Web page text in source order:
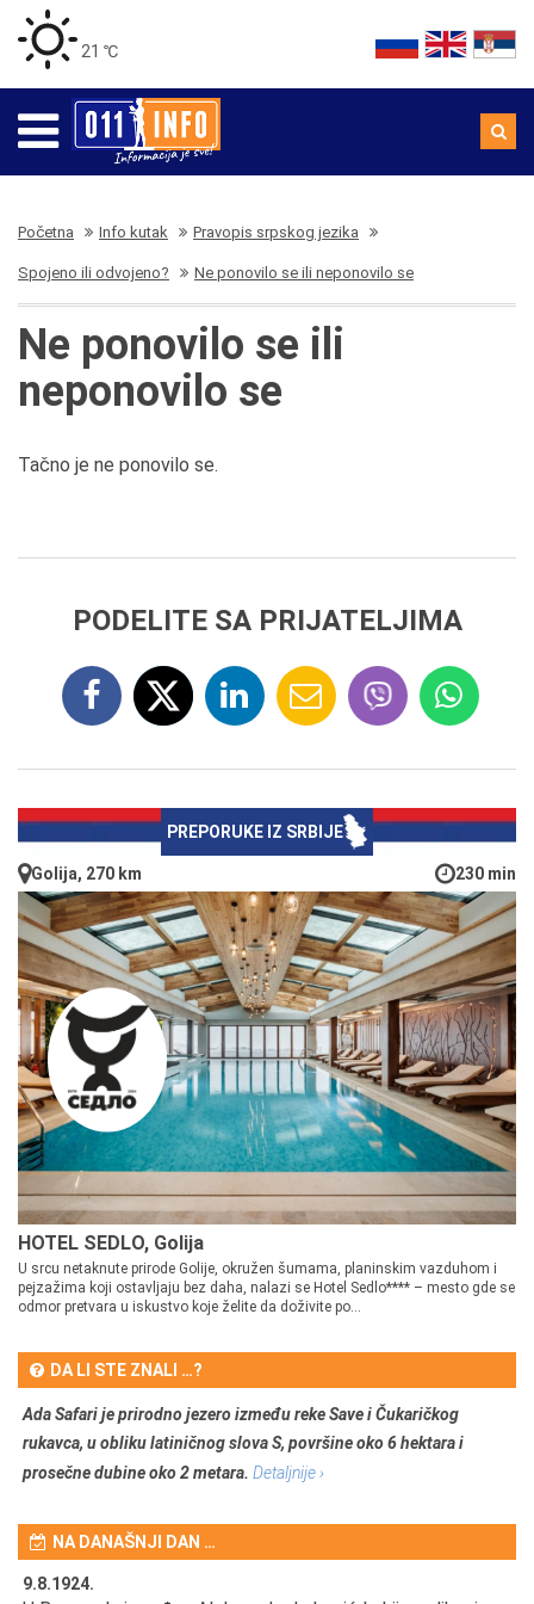
21 ℃
Početna Info kutak Pravopis srpskog jezika
Spojeno ili odvojeno? Ne ponovilo se ili neponovilo se
Ne ponovilo se ili
neponovilo se
Tačno je ne ponovilo se.
PODELITE SA PRIJATELJIMA
PREPORUKE IZ SRBIJE
Golija, 270 km 230 min
HOTEL SEDLO, Golija
U srcu netaknute prirode Golije, okružen šumama, planinskim vazduhom i
pejzažima koji ostavljaju bez daha, nalazi se Hotel Sedlo**** – mesto gde se
odmor pretvara u iskustvo koje želite da doživite po...
DA LI STE ZNALI …?
Ada Safari je prirodno jezero između reke Save i Čukaričkog
rukavca, u obliku latiničnog slova S, površine oko 6 hektara i
prosečne dubine oko 2 metara. Detaljnije ›
NA DANAŠNJI DAN …
9.8.1924.